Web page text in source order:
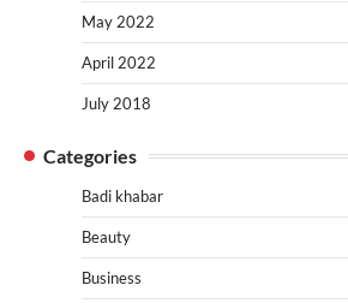
May 2022
April 2022
July 2018
Categories
Badi khabar
Beauty
Business